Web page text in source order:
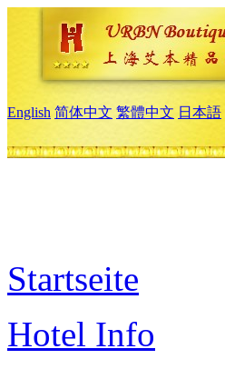
English 简体中文 繁體中文 日本語
Startseite
Hotel Info